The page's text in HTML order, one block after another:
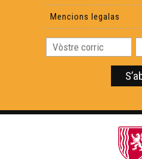
Hestiv'Òc - 17ena
Festenau Mascaret -
Mencions legalas